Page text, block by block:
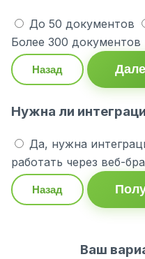
До 50 документов
Более 300 документов
Назад
Нужна ли
Да, нужна
работать через веб-
Назад
Ваш